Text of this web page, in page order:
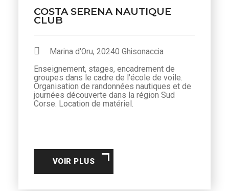
COSTA SERENA NAUTIQUE
CLUB
Marina d'Oru, 20240 Ghisonaccia
Enseignement, stages, encadrement de
groupes dans le cadre de l'école de voile.
Organisation de randonnées nautiques et de
journées découverte dans la région Sud
Corse. Location de matériel.
VOIR PLUS